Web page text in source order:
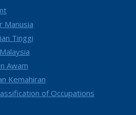
Manusia
Tinggi
Awam
Kemahiran
of Occupations